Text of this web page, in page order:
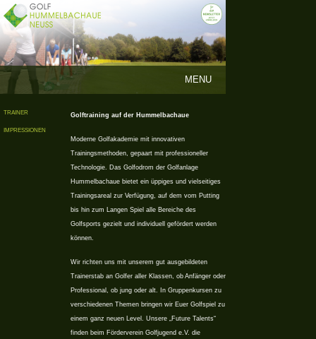
MENU
Golftraining auf der Hummelbachaue
Moderne Golfakademie mit innovativen
Trainingsmethoden, gepaart mit professioneller
Technologie. Das Golfodrom der Golfanlage
Hummelbachaue bietet ein üppiges und vielseitiges
Trainingsareal zur Verfügung, auf dem vom Putting
bis hin zum Langen Spiel alle Bereiche des
Golfsports gezielt und individuell gefördert werden
können.
Wir richten uns mit unserem gut ausgebildeten
Trainerstab an Golfer aller Klassen, ob Anfänger oder
Professional, ob jung oder alt. In Gruppenkursen zu
verschiedenen Themen bringen wir Euer Golfspiel zu
einem ganz neuen Level. Unsere „Future Talents“
finden beim Förderverein Golfjugend e.V. die
TRAINER
IMPRESSIONEN